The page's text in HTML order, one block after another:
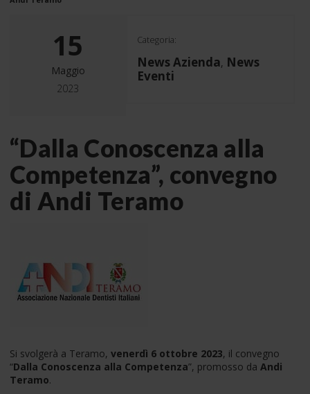
15
Maggio
2023
Categoria:
News Azienda, News
Eventi
“Dalla Conoscenza alla
Competenza”, convegno
di Andi Teramo
Si svolgerà a Teramo, venerdì 6 ottobre 2023, il convegno
“Dalla Conoscenza alla Competenza”, promosso da Andi
Teramo.